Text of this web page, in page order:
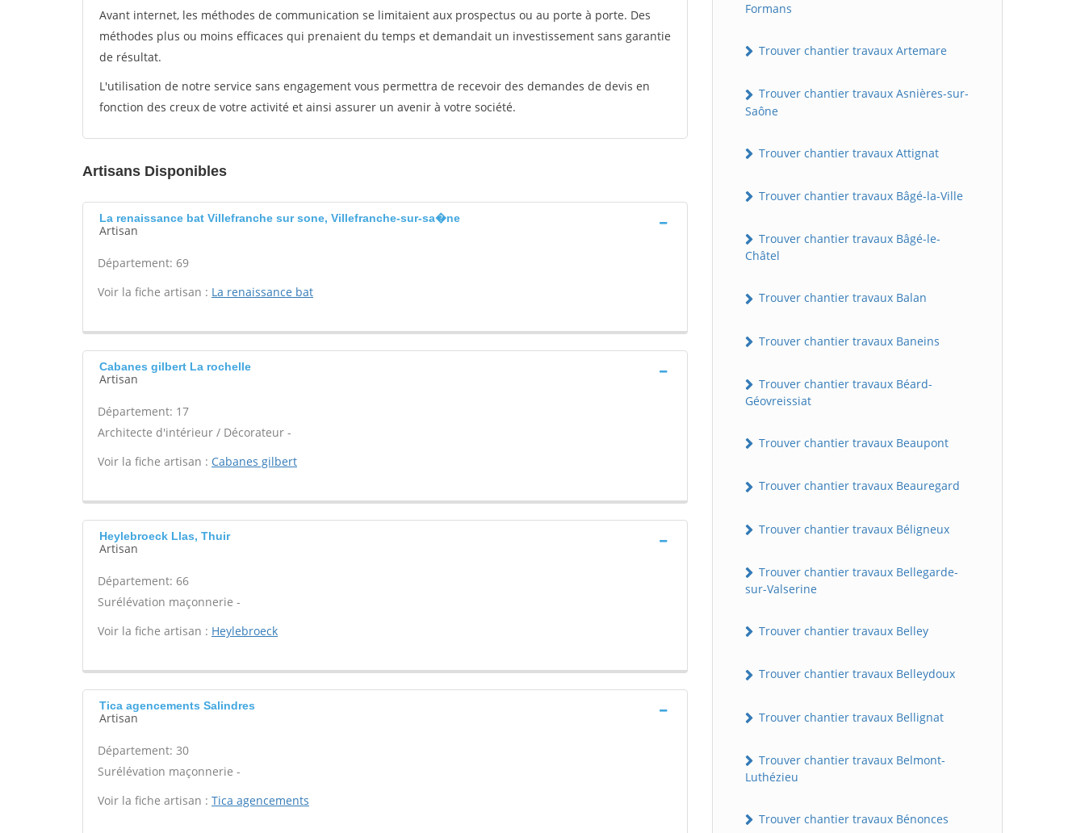
Avant internet, les méthodes de communication se limitaient aux prospectus ou au porte à porte. Des
méthodes plus ou moins efficaces qui prenaient du temps et demandait un investissement sans garantie
de résultat.
L'utilisation de notre service sans engagement vous permettra de recevoir des demandes de devis en
fonction des creux de votre activité et ainsi assurer un avenir à votre société.
Artisans Disponibles
La renaissance bat Villefranche sur sone, Villefranche-sur-sa�ne
Artisan
Département: 69
Voir la fiche artisan : La renaissance bat
Cabanes gilbert La rochelle
Artisan
Département: 17
Architecte d'intérieur / Décorateur -
Voir la fiche artisan : Cabanes gilbert
Heylebroeck Llas, Thuir
Artisan
Département: 66
Surélévation maçonnerie -
Voir la fiche artisan : Heylebroeck
Tica agencements Salindres
Artisan
Département: 30
Surélévation maçonnerie -
Voir la fiche artisan : Tica agencements
Formans
Trouver chantier travaux Artemare
Trouver chantier travaux Asnières-sur-
Saône
Trouver chantier travaux Attignat
Trouver chantier travaux Bâgé-la-Ville
Trouver chantier travaux Bâgé-le-
Châtel
Trouver chantier travaux Balan
Trouver chantier travaux Baneins
Trouver chantier travaux Béard-
Géovreissiat
Trouver chantier travaux Beaupont
Trouver chantier travaux Beauregard
Trouver chantier travaux Béligneux
Trouver chantier travaux Bellegarde-
sur-Valserine
Trouver chantier travaux Belley
Trouver chantier travaux Belleydoux
Trouver chantier travaux Bellignat
Trouver chantier travaux Belmont-
Luthézieu
Trouver chantier travaux Bénonces